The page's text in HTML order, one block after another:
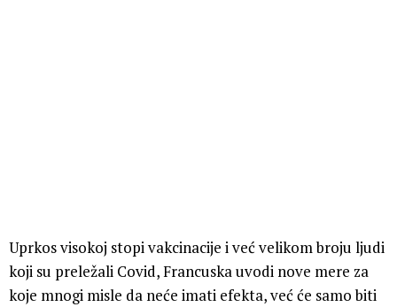
Uprkos visokoj stopi vakcinacije i već velikom broju ljudi
koji su preležali Covid, Francuska uvodi nove mere za
koje mnogi misle da neće imati efekta, već će samo biti